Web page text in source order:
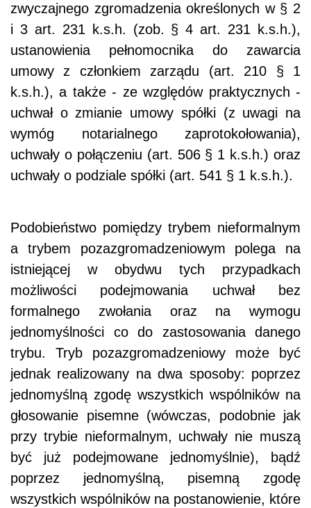
zwyczajnego zgromadzenia określonych w § 2
i 3 art. 231 k.s.h. (zob. § 4 art. 231 k.s.h.),
ustanowienia pełnomocnika do zawarcia
umowy z członkiem zarządu (art. 210 § 1
k.s.h.), a także - ze względów praktycznych -
uchwał o zmianie umowy spółki (z uwagi na
wymóg notarialnego zaprotokołowania),
uchwały o połączeniu (art. 506 § 1 k.s.h.) oraz
uchwały o podziale spółki (art. 541 § 1 k.s.h.).
Podobieństwo pomiędzy trybem nieformalnym
a trybem pozazgromadzeniowym polega na
istniejącej w obydwu tych przypadkach
możliwości podejmowania uchwał bez
formalnego zwołania oraz na wymogu
jednomyślności co do zastosowania danego
trybu. Tryb pozazgromadzeniowy może być
jednak realizowany na dwa sposoby: poprzez
jednomyślną zgodę wszystkich wspólników na
głosowanie pisemne (wówczas, podobnie jak
przy trybie nieformalnym, uchwały nie muszą
być już podejmowane jednomyślnie), bądź
poprzez jednomyślną, pisemną zgodę
wszystkich wspólników na postanowienie, które